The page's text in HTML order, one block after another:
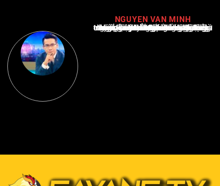
NGUYEN VAN MINH
Nguyễn Văn Minh là một trong những chuyên gia hàng đầu về báo cáo tin tức thể thao tại Việt Nam, với hơn 10 năm hoạt động trong ngành. Ông có kiến thức sâu rộng và kinh nghiệm đáng kể trong việc phân tích và báo cáo về các sự kiện thể thao hàng đầu. Sự hiểu biết sâu sắc của ông về ngành này đã giúp ông xây dựng uy tín và danh tiếng trong cộng đồng báo chí thể thao.